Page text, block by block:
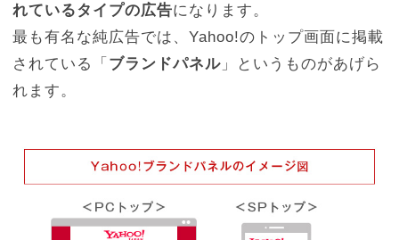
れているタイプの広告になります。
最も有名な純広告では、Yahoo!のトップ画面に掲載
されている「 ブランドパネル 」というものがあげら
れます。